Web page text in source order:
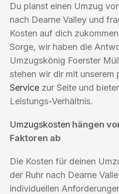
Du planst einen Umzug
nach Dearne Valley und
Kosten auf dich
Sorge, wir haben die
Umzugskönig Foerster
stehen wir dir mit unserem
Service zur Seite und
Leistungs-Verhältnis.
Umzugskosten hängen
Faktoren ab
Die Kosten für deinen
der Ruhr nach Dearne
individuellen